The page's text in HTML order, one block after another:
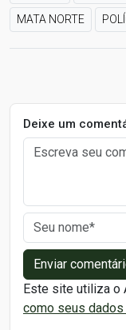
MATA NORTE
Deixe um
Enviar
Este site utiliza o
como seus